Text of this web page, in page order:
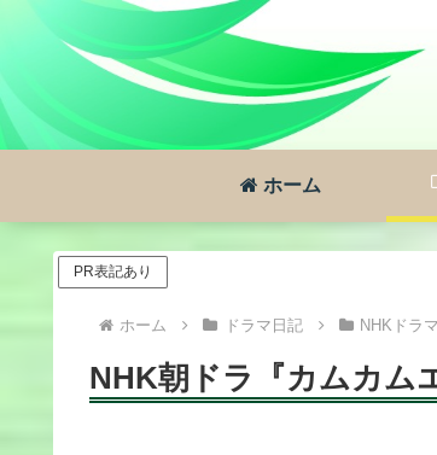
ホーム
PR表記あり
ホーム ドラマ日記 NHKドラマ
NHK朝ドラ『カムカム